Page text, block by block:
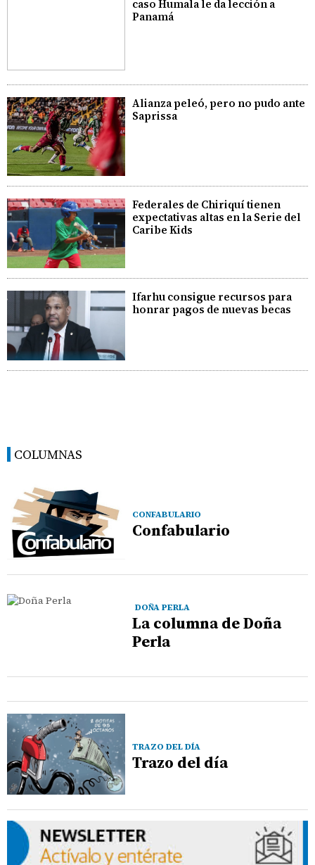
caso Humala le da lección a
Panamá
Alianza peleó, pero no pudo ante
Saprissa
Federales de Chiriquí tienen
expectativas altas en la Serie del
Caribe Kids
Ifarhu consigue recursos para
honrar pagos de nuevas becas
COLUMNAS
CONFABULARIO
Confabulario
DOÑA PERLA
La columna de Doña
Perla
TRAZO DEL DÍA
Trazo del día